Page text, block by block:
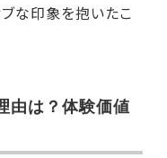
な印象を抱いたこ
由は？体験価値